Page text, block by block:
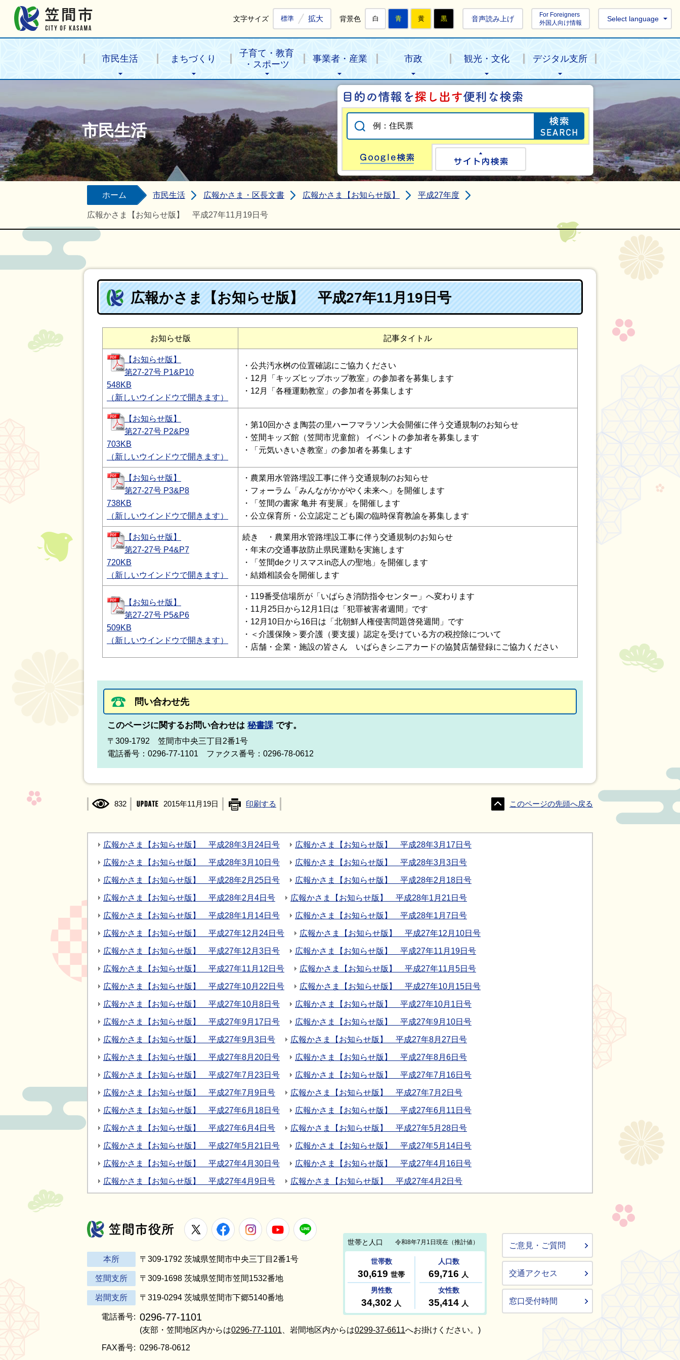
文字サイズ 標準 拡大 背景色 白 青 黄 黒 音声読み上げ
For Foreigners
外国人向け情報
Select language
市民生活 まちづくり
子育て・教育
・スポーツ
事業者・産業 市政 観光・文化 デジタル支所
市民生活
目的の情報を探
Google検索
ホーム 市民生活 広報かさま・区長文書 広報かさま【お知らせ版】 平成27年度
広報かさま【お知らせ版】 平成27年11月19日号
広報かさま【お知らせ版】 平成27年11月19日号
お知らせ版 記事タイトル
【お知らせ版】
第27-27号 P1&P10
548KB
（新しいウインドウで開きます）
・公共汚水桝の位置確認にご協力ください
・12月「キッズヒップホップ教室」の参加者を募集します
・12月「各種運動教室」の参加者を募集します
【お知らせ版】
第27-27号 P2&P9
703KB
（新しいウインドウで開きます）
・第10回かさま陶芸の里ハーフマラソン大会開催に伴う交通規制のお知らせ
・笠間キッズ館（笠間市児童館） イベントの参加者を募集します
・「元気いきいき教室」の参加者を募集します
【お知らせ版】
第27-27号 P3&P8
738KB
（新しいウインドウで開きます）
・農業用水管路埋設工事に伴う交通規制のお知らせ
・フォーラム「みんながかがやく未来へ」を開催します
・「笠間の書家 亀井 有斐展」を開催します
・公立保育所・公立認定こども園の臨時保育教諭を募集します
【お知らせ版】
第27-27号 P4&P7
720KB
（新しいウインドウで開きます）
続き ・農業用水管路埋設工事に伴う交通規制のお知らせ
・年末の交通事故防止県民運動を実施します
・「笠間deクリスマスin恋人の聖地」を開催します
・結婚相談会を開催します
【お知らせ版】
第27-27号 P5&P6
509KB
（新しいウインドウで開きます）
・119番受信場所が「いばらき消防指令センター」へ変わります
・11月25日から12月1日は「犯罪被害者週間」です
・12月10日から16日は「北朝鮮人権侵害問題啓発週間」です
・＜介護保険＞要介護（要支援）認定を受けている方の税控除について
・店舗・企業・施設の皆さん いばらきシニアカードの協賛店舗登録にご協力ください
問い合わせ先
このページに関するお問い合わせは 秘書課 です。
〒309-1792 笠間市中央三丁目2番1号
電話番号：0296-77-1101 ファクス番号：0296-78-0612
832 2015年11月19日 印刷する このページの先頭へ戻る
広報かさま【お知らせ版】 平成28年3月24日号 広報かさま【お知らせ版】 平成28年3月17日号
広報かさま【お知らせ版】 平成28年3月10日号 広報かさま【お知らせ版】 平成28年3月3日号
広報かさま【お知らせ版】 平成28年2月25日号 広報かさま【お知らせ版】 平成28年2月18日号
広報かさま【お知らせ版】 平成28年2月4日号 広報かさま【お知らせ版】 平成28年1月21日号
広報かさま【お知らせ版】 平成28年1月14日号 広報かさま【お知らせ版】 平成28年1月7日号
広報かさま【お知らせ版】 平成27年12月24日号 広報かさま【お知らせ版】 平成27年12月10日号
広報かさま【お知らせ版】 平成27年12月3日号 広報かさま【お知らせ版】 平成27年11月19日号
広報かさま【お知らせ版】 平成27年11月12日号 広報かさま【お知らせ版】 平成27年11月5日号
広報かさま【お知らせ版】 平成27年10月22日号 広報かさま【お知らせ版】 平成27年10月15日号
広報かさま【お知らせ版】 平成27年10月8日号 広報かさま【お知らせ版】 平成27年10月1日号
広報かさま【お知らせ版】 平成27年9月17日号 広報かさま【お知らせ版】 平成27年9月10日号
広報かさま【お知らせ版】 平成27年9月3日号 広報かさま【お知らせ版】 平成27年8月27日号
広報かさま【お知らせ版】 平成27年8月20日号 広報かさま【お知らせ版】 平成27年8月6日号
広報かさま【お知らせ版】 平成27年7月23日号 広報かさま【お知らせ版】 平成27年7月16日号
広報かさま【お知らせ版】 平成27年7月9日号 広報かさま【お知らせ版】 平成27年7月2日号
広報かさま【お知らせ版】 平成27年6月18日号 広報かさま【お知らせ版】 平成27年6月11日号
広報かさま【お知らせ版】 平成27年6月4日号 広報かさま【お知らせ版】 平成27年5月28日号
広報かさま【お知らせ版】 平成27年5月21日号 広報かさま【お知らせ版】 平成27年5月14日号
広報かさま【お知らせ版】 平成27年4月30日号 広報かさま【お知らせ版】 平成27年4月16日号
広報かさま【お知らせ版】 平成27年4月9日号 広報かさま【お知らせ版】 平成27年4月2日号
笠間市役所
X FacebookInstagramYoutube
本所 〒309-1792 茨城県笠間市中央三丁目2番1号
笠間支所 〒309-1698 茨城県笠間市笠間1532番地
岩間支所 〒319-0294 茨城県笠間市下郷5140番地
電話番号: 0296-77-1101
(友部・笠間地区内からは0296-77-1101 、岩間地区内からは0299-37-6611へお掛けください。)
FAX番号: 0296-78-0612
ご意見・ご質問
交通アクセス
窓口受付時間